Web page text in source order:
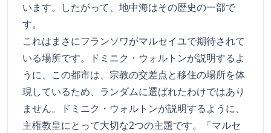
います。したがって、地中海はその歴史の一部で
す。
これはまさにフランソワがマルセイユで期待されて
いる場所です。ドミニク・ウォルトンが説明するよ
うに、この都市は、宗教の交差点と移住の場所を体
現しているため、ランダムに選ばれたわけではあり
ません。ドミニク・ウォルトンが説明するように、
主権教皇にとって大切な2つの主題です。「マルセ